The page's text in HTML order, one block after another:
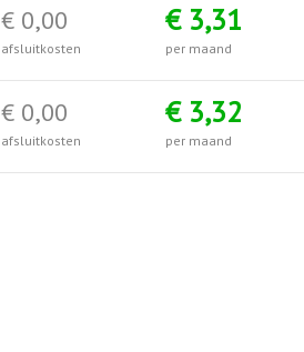
€ 0,00
afsluitkosten
€ 3,31
per maand
€ 0,00
afsluitkosten
€ 3,32
per maand